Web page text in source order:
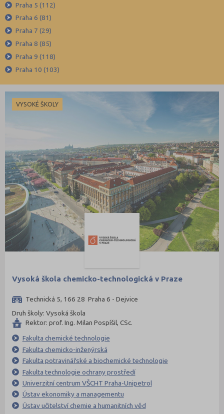
Břeclav (84)
Česká Lípa (79)
České Budějovice (173)
Český Krumlov (49)
Děčín (106)
Domažlice (49)
Frýdek-Místek (164)
Hradec Králové (139)
Cheb (61)
Chomutov (65)
Chrudim (88)
Jablonec nad Nisou (67)
Jeseník (42)
Jičín (75)
Jihlava (94)
Karlovy Vary (93)
Karviná (145)
Kladno (129)
Kolín (77)
Kroměříž (96)
Kutná Hora (66)
Liberec (138)
Litoměřice (104)
Praha 5 (112)
Praha 6 (81)
Praha 7 (29)
Praha 8 (85)
Praha 9 (118)
Praha 10 (103)
VYSOKÉ ŠKOLY
Vysoká škola chemicko-technologická v Praze
Technická 5, 166 28 Praha 6 - Dejvice
Druh školy: Vysoká škola
Rektor: prof. Ing. Milan Pospíšil, CSc.
Fakulta chemické technologie
Fakulta chemicko-inženýrská
Fakulta potravinářské a biochemické technologie
Fakulta technologie ochrany prostředí
Univerzitní centrum VŠCHT Praha-Unipetrol
Ústav ekonomiky a managementu
Ústav učitelství chemie a humanitních věd